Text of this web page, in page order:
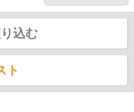
込む
ト